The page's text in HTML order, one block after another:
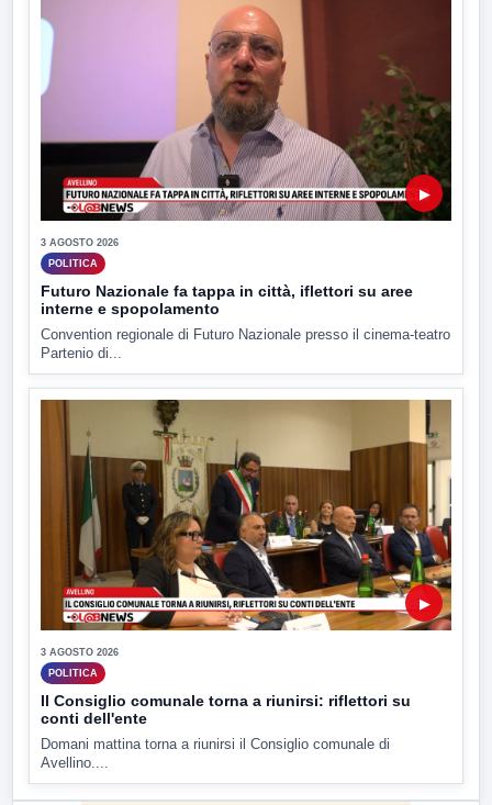
▶
3 AGOSTO 2026
POLITICA
Futuro Nazionale fa tappa in città, iflettori su aree
interne e spopolamento
Convention regionale di Futuro Nazionale presso il cinema-teatro
Partenio di...
▶
3 AGOSTO 2026
POLITICA
Il Consiglio comunale torna a riunirsi: riflettori su
conti dell'ente
Domani mattina torna a riunirsi il Consiglio comunale di
Avellino....